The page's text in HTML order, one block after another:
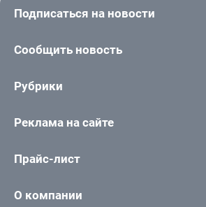
Подписаться на новости
Сообщить новость
Рубрики
Реклама на сайте
Прайс-лист
О компании